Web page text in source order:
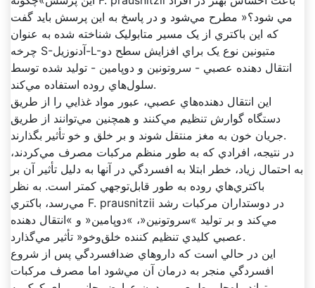
مي شود؟« مطرح مي‌شود و در پاسخ به اين پرسش بايد گفت
که اين باکتري از يک مسير متابوليک شناخته شده به عنوان
چرخه S-آدنوزيل-L-متيونين نوع يک براي افزايش سطح دو
انتقال دهنده عصبي - سروتونين و دوپامين - توليد شده توسط
سلول‌هاي روده استفاده مي‌کند.
اين انتقال دهنده‌هاي عصبي، عبور مواد غذايي را از طريق
دستگاه گوارش تنظيم مي‌کنند و همچنين مي‌توانند از طريق
جريان خون به مغز منتقل شوند و بر خلق و خو تأثير بگذارند.
در نتيجه، افرادي که به طور منظم مرکبات مصرف مي‌کردند،
به احتمال زياد، خطر ابتلا به افسردگي در آنها به دليل تأثير آن بر
باکتري‌هاي روده به طور قابل‌توجهي کمتر است. به نظر
مي‌رسد، باکتري F. prausnitzii در دوستداران مرکبات رشد
مي‌کند و بر توليد »سروتونين«، »دوپامين« و »انتقال دهنده
عصبي کليدي تنظيم کننده خلق‌وخو« تأثير مي‌گذارد.
اين در حالي است که داروهاي ضدافسردگي پس از شروع
افسردگي منجر به درمان آن مي‌شود اما مصرف مرکبات